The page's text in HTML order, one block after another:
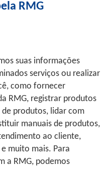
RMG
suas informações
serviços ou realizar
como fornecer
RMG, registrar produtos
produtos, lidar com
manuais de produtos,
ao cliente,
muito mais. Para
a RMG, podemos